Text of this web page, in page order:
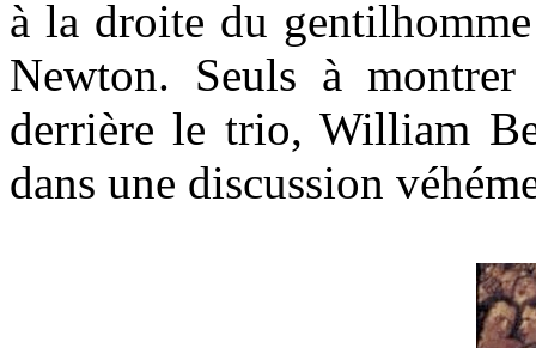
à la droite du
Newton. Seuls à montrer
derrière le trio, William
dans une discussion